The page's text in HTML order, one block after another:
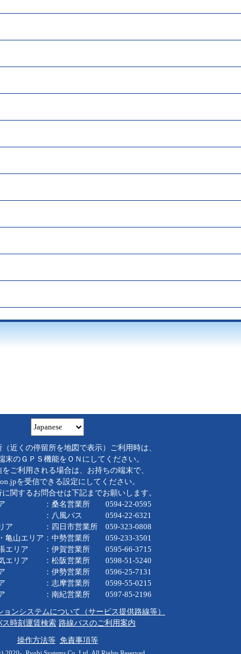
近くの停留所を地図で表示）ご利用時は、
のＧＰＳ機能をＯＮにしてください。
ご利用される場合は、お持ちの端末で、
を受信できる設定にしてください。
関するお問合せは下記までお願いします。
ア ：桑名営業所 0594-22-0595
バス 0594-22-6321
ア ：四日市営業所 059-323-0808
亀山エリア：中勢営業所 059-233-3501
エリア ：伊賀営業所 0595-66-3715
エリア ：松阪営業所 0598-51-5240
ア ：伊勢営業所 0596-25-7131
ア ：志摩営業所 0599-55-0215
ア ：南紀営業所 0597-85-2196
ョンシステムについて（サービス提供路線等）
ス時刻運賃検索 路線バスのご利用案内
操作方法等 免責事項等